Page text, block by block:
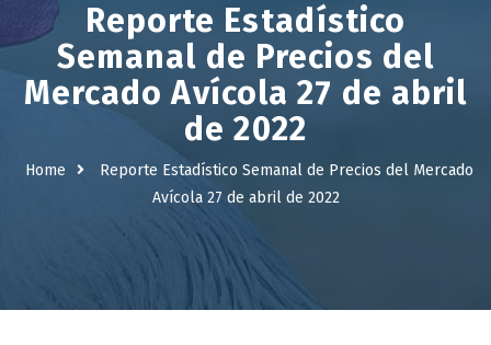
Reporte Estadístico
Semanal de Precios del
Mercado Avícola 27 de abril
de 2022
Home
Reporte Estadístico Semanal de Precios del Mercado
Avícola 27 de abril de 2022